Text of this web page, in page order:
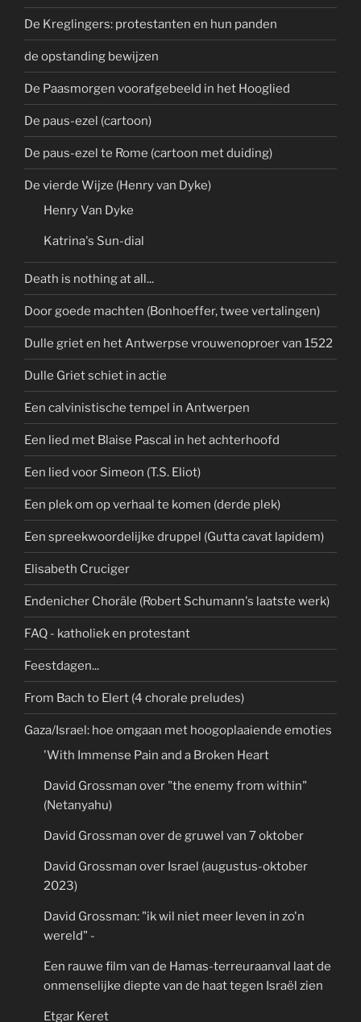
De Kreglingers: protestanten en hun panden
de opstanding bewijzen
De Paasmorgen voorafgebeeld in het Hooglied
De paus-ezel (cartoon)
De paus-ezel te Rome (cartoon met duiding)
De vierde Wijze (Henry van Dyke)
Henry Van Dyke
Katrina's Sun-dial
Death is nothing at all...
Door goede machten (Bonhoeffer, twee vertalingen)
Dulle griet en het Antwerpse vrouwenoproer van 1522
Dulle Griet schiet in actie
Een calvinistische tempel in Antwerpen
Een lied met Blaise Pascal in het achterhoofd
Een lied voor Simeon (T.S. Eliot)
Een plek om op verhaal te komen (derde plek)
Een spreekwoordelijke druppel (Gutta cavat lapidem)
Elisabeth Cruciger
Endenicher Choräle (Robert Schumann's laatste werk)
FAQ - katholiek en protestant
Feestdagen...
From Bach to Elert (4 chorale preludes)
Gaza/Israel: hoe omgaan met hoogoplaaiende emoties
'With Immense Pain and a Broken Heart
David Grossman over "the enemy from within"
(Netanyahu)
David Grossman over de gruwel van 7 oktober
David Grossman over Israel (augustus-oktober
2023)
David Grossman: "ik wil niet meer leven in zo'n
wereld" -
Een rauwe film van de Hamas-terreuraanval laat de
onmenselijke diepte van de haat tegen Israël zien
Etgar Keret